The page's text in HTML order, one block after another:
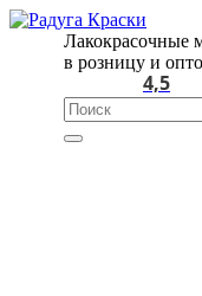
Лакокрасочные
в розницу и
4,5